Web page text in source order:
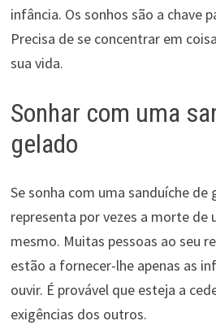
infância. Os sonhos são a chave
Precisa de se concentrar em
sua vida.
Sonhar com uma
gelado
Se sonha com uma sanduíche de
representa por vezes a morte de
mesmo. Muitas pessoas ao seu
estão a fornecer-lhe apenas as
ouvir. É provável que esteja a
exigências dos outros.